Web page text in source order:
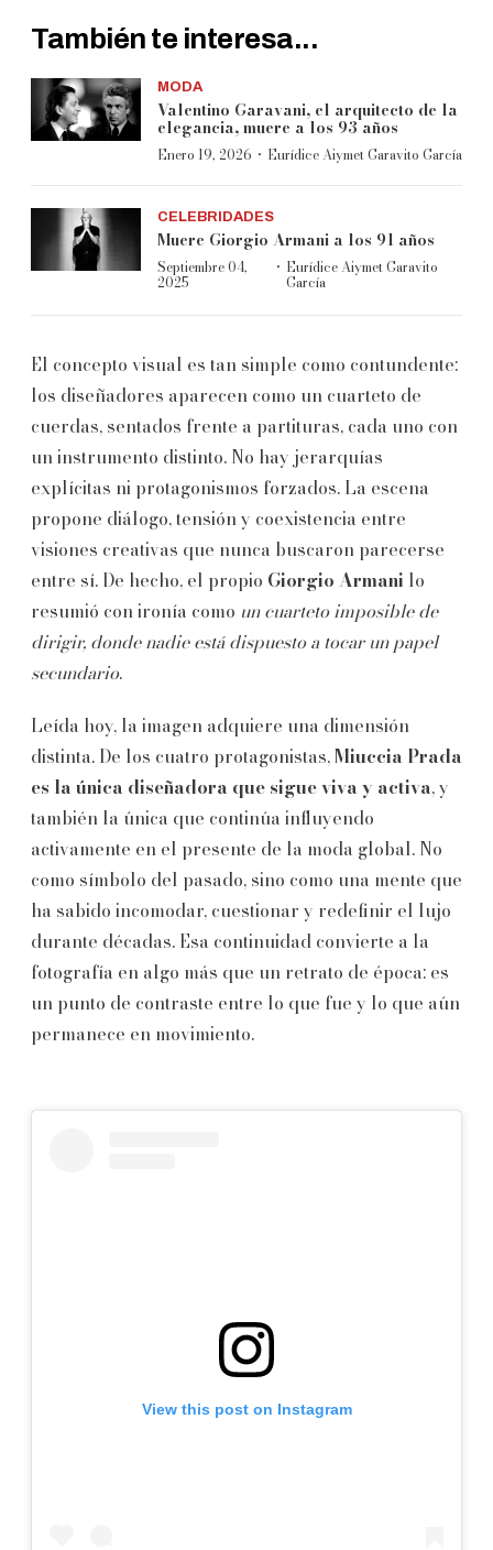
También te interesa...
MODA
Valentino Garavani, el arquitecto de la
elegancia, muere a los 93 años
Enero 19, 2026 · Eurídice Aiymet Garavito García
CELEBRIDADES
Muere Giorgio Armani a los 91 años
Septiembre 04,
2025 · Eurídice Aiymet Garavito
García
El concepto visual es tan simple como contundente:
los diseñadores aparecen como un cuarteto de
cuerdas, sentados frente a partituras, cada uno con
un instrumento distinto. No hay jerarquías
explícitas ni protagonismos forzados. La escena
propone diálogo, tensión y coexistencia entre
visiones creativas que nunca buscaron parecerse
entre sí. De hecho, el propio Giorgio Armani lo
resumió con ironía como un cuarteto imposible de
dirigir, donde nadie está dispuesto a tocar un papel
secundario.
Leída hoy, la imagen adquiere una dimensión
distinta. De los cuatro protagonistas,Miuccia Prada
es la única diseñadora que sigue viva y activa, y
también la única que continúa influyendo
activamente en el presente de la moda global. No
como símbolo del pasado, sino como una mente que
ha sabido incomodar, cuestionar y redefinir el lujo
durante décadas. Esa continuidad convierte a la
fotografía en algo más que un retrato de época: es
un punto de contraste entre lo que fue y lo que aún
permanece en movimiento.
View this post on Instagram